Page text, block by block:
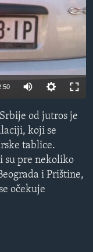
available
od jutros je
koji se
tablice.
su pre nekoliko
i Prištine,
očekuje